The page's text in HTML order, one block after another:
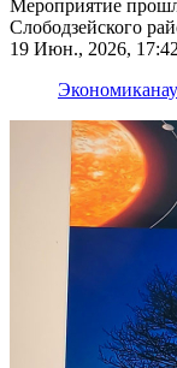
Мероприятие
Слободзейского
19 Июн., 2026, 17:42
Экономика